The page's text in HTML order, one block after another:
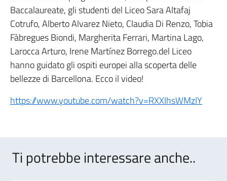
Baccalaureate, gli studenti del Liceo Sara Altafaj
Cotrufo, Alberto Alvarez Nieto, Claudia Di Renzo, Tobia
Fàbregues Biondi, Margherita Ferrari, Martina Lago,
Larocca Arturo, Irene Martínez Borrego.del Liceo
hanno guidato gli ospiti europei alla scoperta delle
bellezze di Barcellona. Ecco il video!
https://www.youtube.com/watch?v=RXXIhsWMzIY
Ti potrebbe interessare anche..